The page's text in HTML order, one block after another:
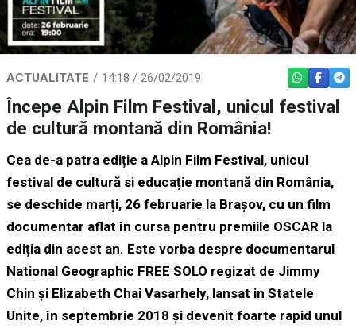
ACTUALITATE 14:18 / 26/02/2019 WHATSAPP
Începe Alpin Film Festival, unicul festival
de cultură montană din România!
Cea de-a patra ediție a Alpin Film Festival, unicul
festival de cultură si educație montană din România,
se deschide marți, 26 februarie la Brașov, cu un film
documentar aflat în cursa pentru premiile OSCAR la
ediția din acest an. Este vorba despre documentarul
National Geographic FREE SOLO regizat de Jimmy
Chin și Elizabeth Chai Vasarhely, lansat in Statele
Unite, în septembrie 2018 și devenit foarte rapid unul